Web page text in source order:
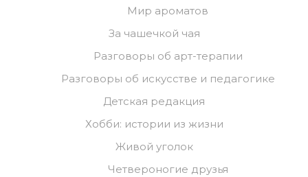
Мир ароматов
За чашечкой чая
Разговоры об арт-терапии
Разговоры об искусстве и педагогике
Детская редакция
Хобби: истории из жизни
Живой уголок
Четвероногие друзья